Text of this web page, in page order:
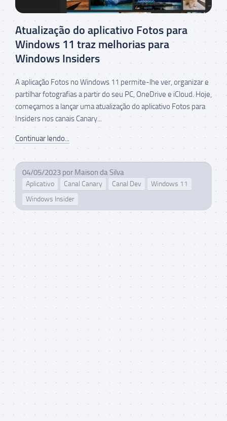
Atualização do aplicativo Fotos para
Windows 11 traz melhorias para
Windows Insiders
A aplicação Fotos no Windows 11 permite-lhe ver, organizar e
partilhar fotografias a partir do seu PC, OneDrive e iCloud. Hoje,
começamos a lançar uma atualização do aplicativo Fotos para
Insiders nos canais Canary...
Continuar lendo...
04/05/2023 por Maison da Silva
Aplicativo Canal Canary Canal Dev
Windows 11
Windows Insider